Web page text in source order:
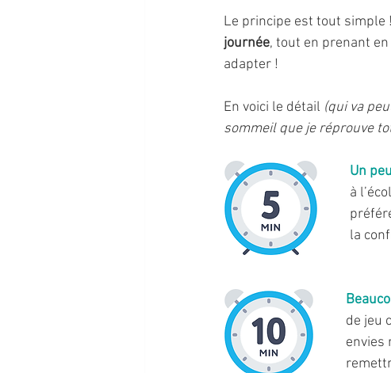
Le principe est tout simple !
journée, tout en prenant
adapter !
En voici le détail (qui va
sommeil que je réprouve
Un
à
la
de jeu
envies